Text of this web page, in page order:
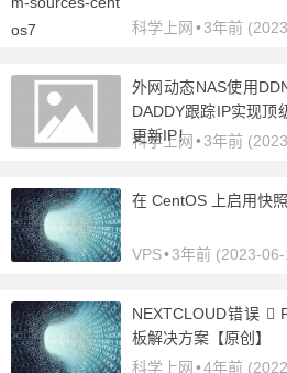
科学上网 •3年前
外网动态NAS使用
DADDY跟踪IP实现顶
更新IP！
科学上网 •3年前
在 CentOS 上启用快
VPS•3年前 (2023-
NEXTCLOUD错误 
板解决方案【原创】
科学上网 •4年前